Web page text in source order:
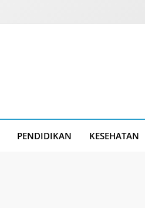
PENDIDIKAN KESEHATAN